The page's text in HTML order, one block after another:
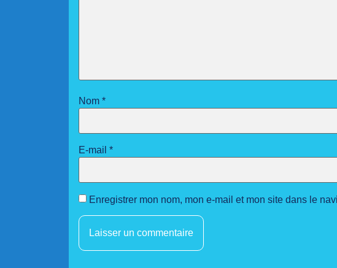
Nom *
E-mail *
Enregistrer mon nom, mon e-mail et mon site dans le